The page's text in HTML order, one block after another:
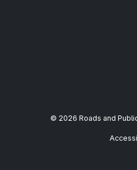
© 2026 Roads and